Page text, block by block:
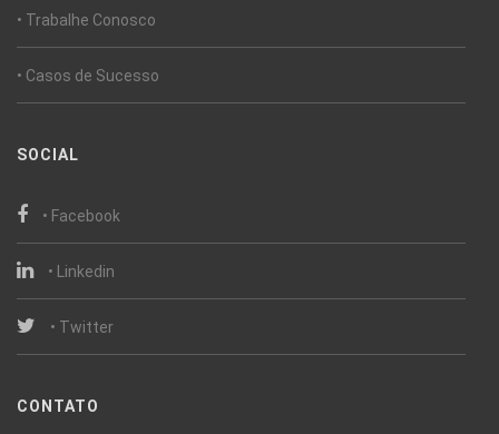
• Trabalhe Conosco
• Casos de Sucesso
SOCIAL
• Facebook
• Linkedin
• Twitter
CONTATO